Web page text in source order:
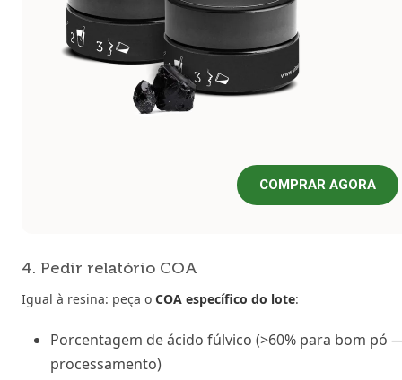
COMPRAR AGORA
4. Pedir relatório COA
Igual à resina: peça o COA específico do lote:
Porcentagem de ácido fúlvico (>60% para bom pó
processamento)